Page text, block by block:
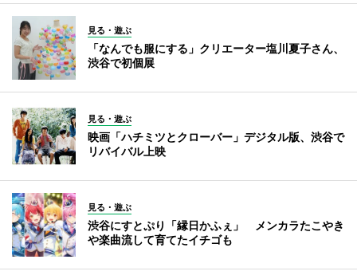
見る・遊ぶ
「なんでも服にする」クリエーター塩川夏子さん、
渋谷で初個展
見る・遊ぶ
映画「ハチミツとクローバー」デジタル版、渋谷で
リバイバル上映
見る・遊ぶ
渋谷にすとぷり「縁日かふぇ」 メンカラたこやき
や楽曲流して育てたイチゴも